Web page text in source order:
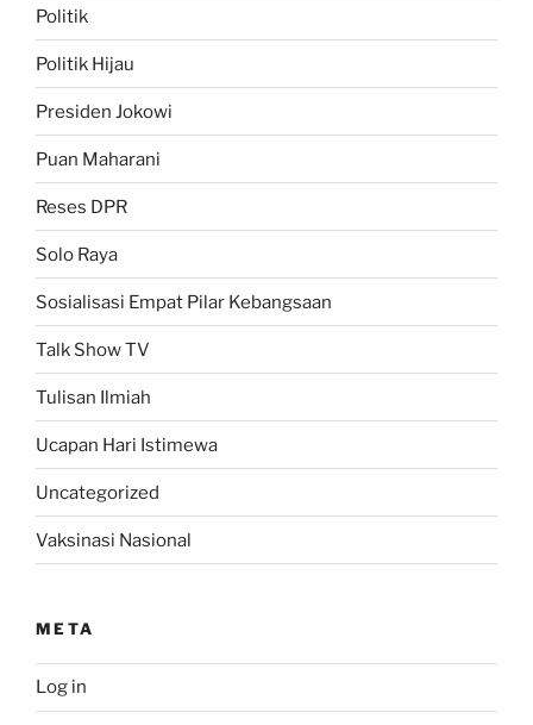
Politik
Politik Hijau
Presiden Jokowi
Puan Maharani
Reses DPR
Solo Raya
Sosialisasi Empat Pilar Kebangsaan
Talk Show TV
Tulisan Ilmiah
Ucapan Hari Istimewa
Uncategorized
Vaksinasi Nasional
META
Log in